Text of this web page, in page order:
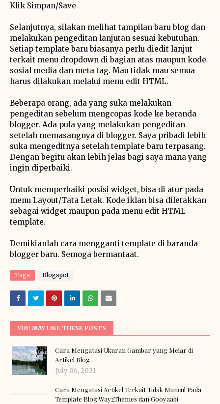
Klik Simpan/Save
Selanjutnya, silakan melihat tampilan baru blog dan
melakukan pengeditan lanjutan sesuai kebutuhan.
Setiap template baru biasanya perlu diedit lanjut
terkait menu dropdown di bagian atas maupun kode
sosial media dan meta tag. Mau tidak mau semua
harus dilakukan melalui menu edit HTML.
Beberapa orang, ada yang suka melakukan
pengeditan sebelum mengcopas kode ke beranda
blogger. Ada pula yang melakukan pengeditan
setelah memasangnya di blogger. Saya pribadi lebih
suka mengeditnya setelah template baru terpasang.
Dengan begitu akan lebih jelas bagi saya mana yang
ingin diperbaiki.
Untuk memperbaiki posisi widget, bisa di atur pada
menu Layout/Tata Letak. Kode iklan bisa diletakkan
sebagai widget maupun pada menu edit HTML
template.
Demikianlah cara mengganti template di baranda
blogger baru. Semoga bermanfaat.
Tags Blogspot
YOU MAY LIKE THESE POSTS
Cara Mengatasi Ukuran Gambar yang Melar di
Artikel Blog
July 06, 2021
Cara Mengatasi Artikel Terkait Tidak Muncul Pada
Template Blog Way2Themes dan Gooyaabi